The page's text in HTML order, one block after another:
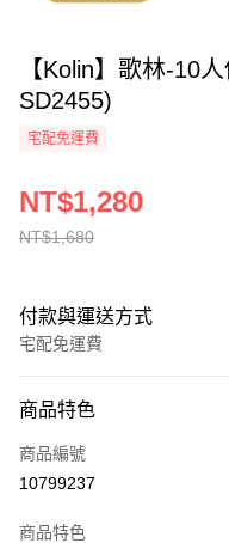
【Kolin】歌林-10
SD2455)
宅配免運費
NT$1,680
NT$1,280
付款與運送方式
宅配免運費
全家線上支付
運送方式
本島宅配-活動商品
商品特色
商品編號
10799237
商品特色